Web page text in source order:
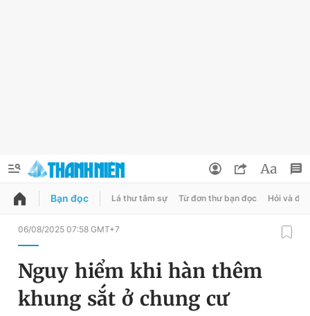
QUẢNG CÁO
Chuyên mục
Đổi mật khẩu
Tin đã lưu
Bạn đọc Lá thư tâm sự Từ đơn thư bạn đọc Hỏi và đáp
06/08/2025 07:58 GMT+7
Nguy hiểm khi hàn thêm
khung sắt ở chung cư